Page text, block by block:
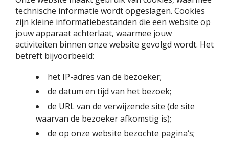
technische informatie wordt opgeslagen. Cookies
zijn kleine informatiebestanden die een website op
jouw apparaat achterlaat, waarmee jouw
activiteiten binnen onze website gevolgd wordt. Het
betreft bijvoorbeeld:
het IP-adres van de bezoeker;
de datum en tijd van het bezoek;
de URL van de verwijzende site (de site
waarvan de bezoeker afkomstig is);
de op onze website bezochte pagina‘s;